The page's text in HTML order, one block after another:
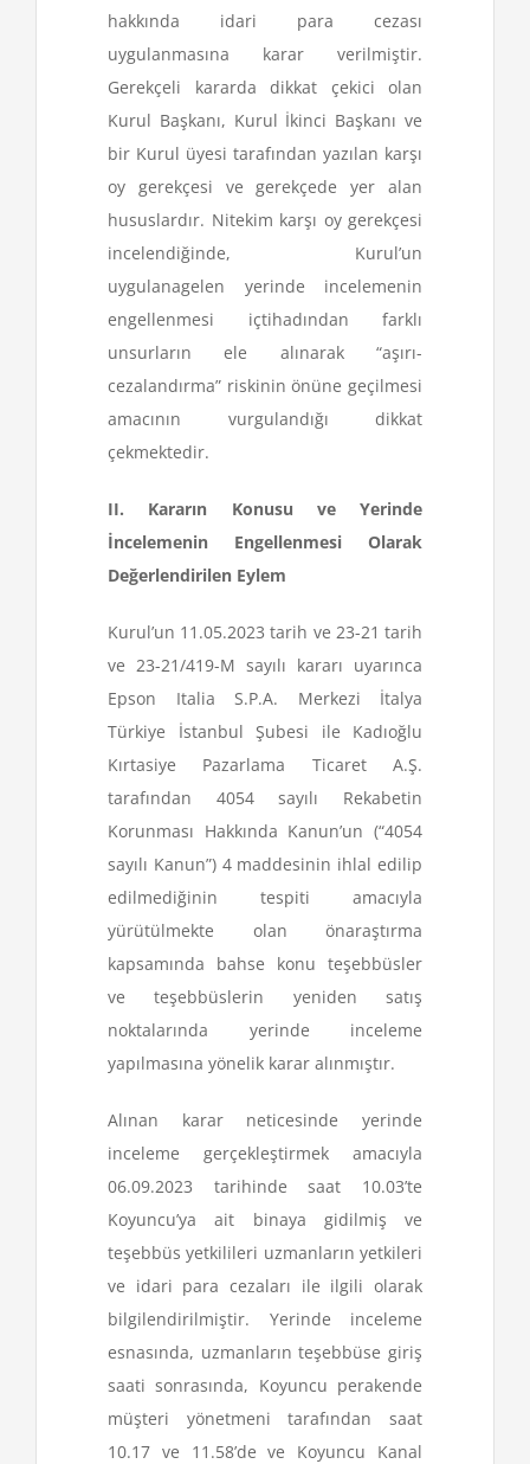
hakkında idari para cezası
uygulanmasına karar verilmiştir.
Gerekçeli kararda dikkat çekici olan
Kurul Başkanı, Kurul İkinci Başkanı ve
bir Kurul üyesi tarafından yazılan karşı
oy gerekçesi ve gerekçede yer alan
hususlardır. Nitekim karşı oy gerekçesi
incelendiğinde, Kurul’un
uygulanagelen yerinde incelemenin
engellenmesi içtihadından farklı
unsurların ele alınarak “aşırı-
cezalandırma” riskinin önüne geçilmesi
amacının vurgulandığı dikkat
çekmektedir.
II. Kararın Konusu ve Yerinde
İncelemenin Engellenmesi Olarak
Değerlendirilen Eylem
Kurul’un 11.05.2023 tarih ve 23-21 tarih
ve 23-21/419-M sayılı kararı uyarınca
Epson Italia S.P.A. Merkezi İtalya
Türkiye İstanbul Şubesi ile Kadıoğlu
Kırtasiye Pazarlama Ticaret A.Ş.
tarafından 4054 sayılı Rekabetin
Korunması Hakkında Kanun’un (“4054
sayılı Kanun”) 4 maddesinin ihlal edilip
edilmediğinin tespiti amacıyla
yürütülmekte olan önaraştırma
kapsamında bahse konu teşebbüsler
ve teşebbüslerin yeniden satış
noktalarında yerinde inceleme
yapılmasına yönelik karar alınmıştır.
Alınan karar neticesinde yerinde
inceleme gerçekleştirmek amacıyla
06.09.2023 tarihinde saat 10.03’te
Koyuncu’ya ait binaya gidilmiş ve
teşebbüs yetkilileri uzmanların yetkileri
ve idari para cezaları ile ilgili olarak
bilgilendirilmiştir. Yerinde inceleme
esnasında, uzmanların teşebbüse giriş
saati sonrasında, Koyuncu perakende
müşteri yönetmeni tarafından saat
10.17 ve 11.58’de ve Koyuncu Kanal